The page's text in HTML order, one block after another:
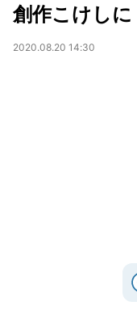
創作こけしに
2020.08.20 14:30